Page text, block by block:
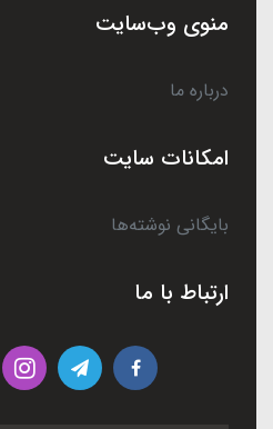
منوی وب‌سایت
درباره ما
امکانات سایت
بایگانی نوشته‌ها
ارتباط با ما